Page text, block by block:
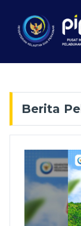
Berita